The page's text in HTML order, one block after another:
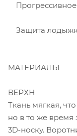
Прогрессивное
Защита
МАТЕРИАЛЫ
ВЕРХН
Ткань мягкая,
но в то же время
3D-носку.